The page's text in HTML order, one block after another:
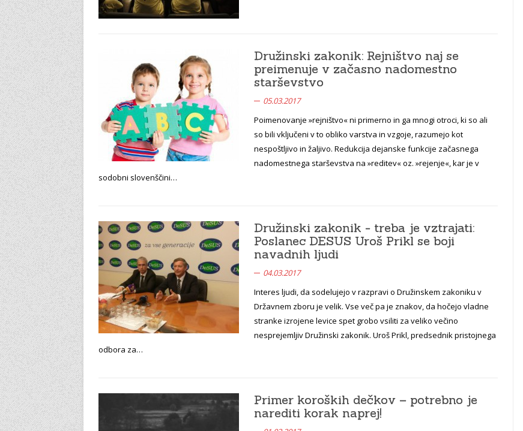
Družinski zakonik: Rejništvo naj se
preimenuje v začasno nadomestno
starševstvo
05.03.2017
Poimenovanje »rejništvo« ni primerno in ga mnogi otroci, ki so ali
so bili vključeni v to obliko varstva in vzgoje, razumejo kot
nespoštljivo in žaljivo. Redukcija dejanske funkcije začasnega
nadomestnega starševstva na »reditev« oz. »rejenje«, kar je v
sodobni slovenščini…
Družinski zakonik - treba je vztrajati:
Poslanec DESUS Uroš Prikl se boji
navadnih ljudi
04.03.2017
Interes ljudi, da sodelujejo v razpravi o Družinskem zakoniku v
Državnem zboru je velik. Vse več pa je znakov, da hočejo vladne
stranke izrojene levice spet grobo vsiliti za veliko večino
nesprejemljiv Družinski zakonik. Uroš Prikl, predsednik pristojnega
odbora za…
Primer koroških dečkov – potrebno je
narediti korak naprej!